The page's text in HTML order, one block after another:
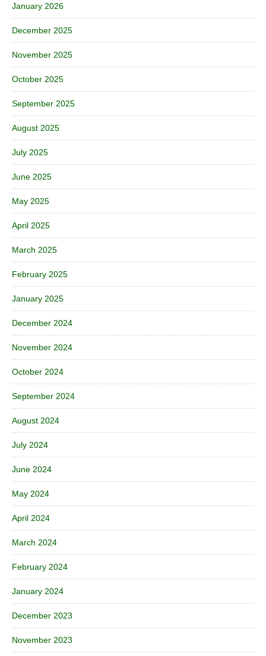
January 2026
December 2025
November 2025
October 2025
September 2025
August 2025
July 2025
June 2025
May 2025
April 2025
March 2025
February 2025
January 2025
December 2024
November 2024
October 2024
September 2024
August 2024
July 2024
June 2024
May 2024
April 2024
March 2024
February 2024
January 2024
December 2023
November 2023